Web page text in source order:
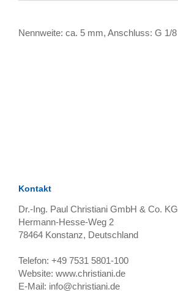
Nennweite: ca. 5 mm, Anschluss: G 1/8
Kontakt
Dr.-Ing. Paul Christiani GmbH & Co. KG
Hermann-Hesse-Weg 2
78464 Konstanz, Deutschland
Telefon: +49 7531 5801-100
Website: www.christiani.de
E-Mail: info@christiani.de